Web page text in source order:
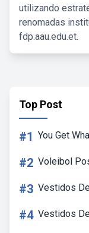
utilizando
renomadas
fdp.aau.edu.et.
Top Post
#1 You Get
#2 Voleibol
#3 Vestidos
#4 Vestidos